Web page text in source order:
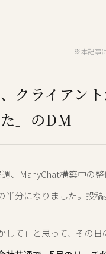
※本記事
クライアン
」のDM
、ManyChat構築中の
半分になりました。投
して」と思って、その